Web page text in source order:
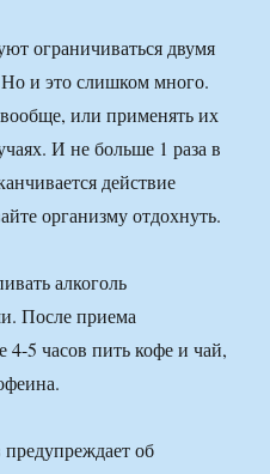
ограничиваться двумя
и это слишком много.
или применять их
И не больше 1 раза в
действие
организму отдохнуть.
алкоголь
После приема
4-5 часов пить кофе и чай,
об